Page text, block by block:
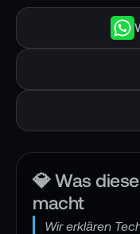
💎 Was
macht
Wir erklären